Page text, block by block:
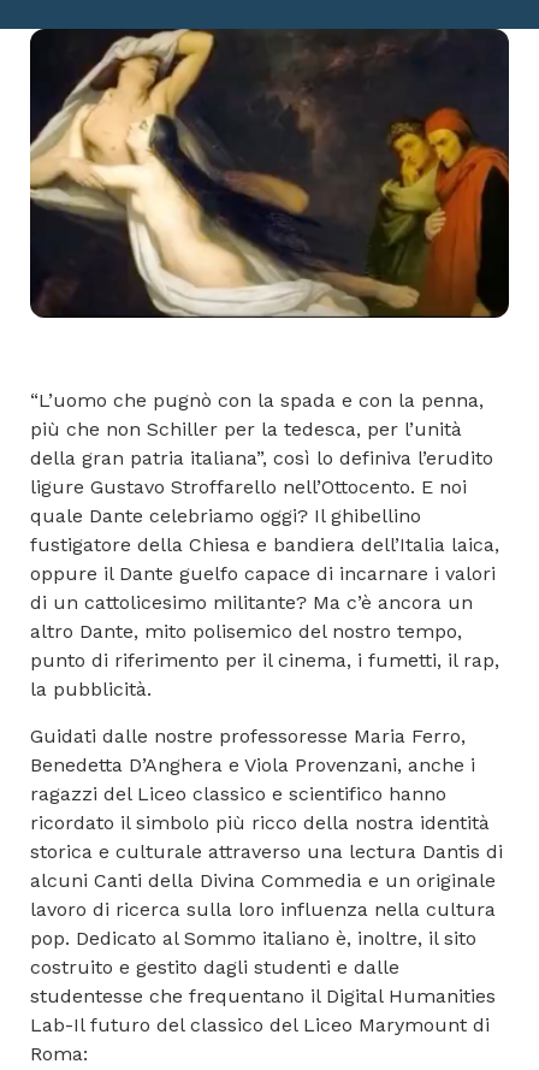
“L’uomo che pugnò con la spada e con la penna,
più che non Schiller per la tedesca, per l’unità
della gran patria italiana”, così lo definiva l’erudito
ligure Gustavo Stroffarello nell’Ottocento. E noi
quale Dante celebriamo oggi? Il ghibellino
fustigatore della Chiesa e bandiera dell’Italia laica,
oppure il Dante guelfo capace di incarnare i valori
di un cattolicesimo militante? Ma c’è ancora un
altro Dante, mito polisemico del nostro tempo,
punto di riferimento per il cinema, i fumetti, il rap,
la pubblicità.
Guidati dalle nostre professoresse Maria Ferro,
Benedetta D’Anghera e Viola Provenzani, anche i
ragazzi del Liceo classico e scientifico hanno
ricordato il simbolo più ricco della nostra identità
storica e culturale attraverso una lectura Dantis di
alcuni Canti della Divina Commedia e un originale
lavoro di ricerca sulla loro influenza nella cultura
pop. Dedicato al Sommo italiano è, inoltre, il sito
costruito e gestito dagli studenti e dalle
studentesse che frequentano il Digital Humanities
Lab-Il futuro del classico del Liceo Marymount di
Roma: